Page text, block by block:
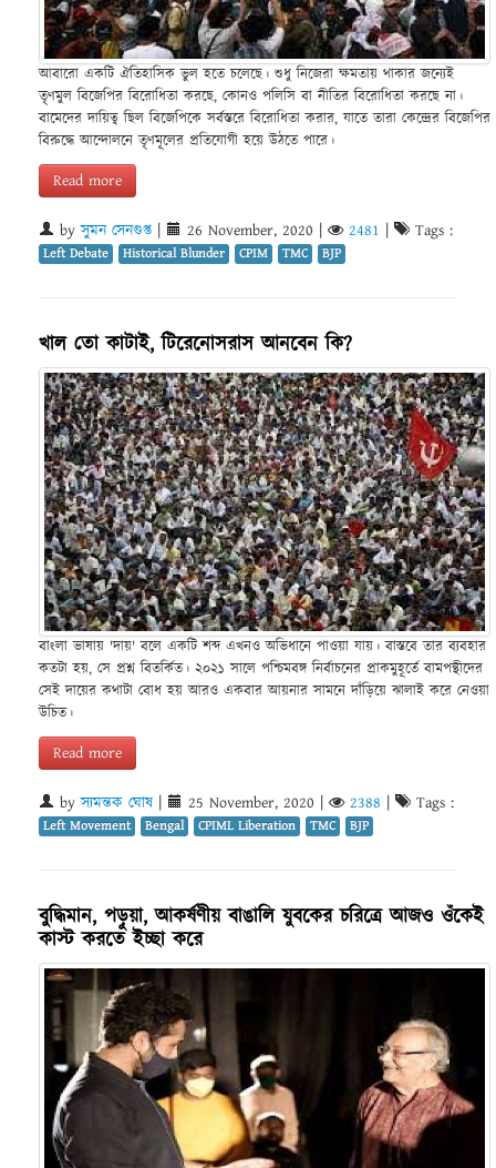
আবারো একটি ঐতিহাসিক ভুল হতে চলেছে। শুধু নিজেরা ক্ষমতায় থাকার জন্যেই
তৃণমুল বিজেপির বিরোধিতা করছে, কোনও পলিসি বা নীতির বিরোধিতা করছে না।
বামেদের দায়িত্ব ছিল বিজেপিকে সর্বস্তরে বিরোধিতা করার, যাতে তারা কেন্দ্রের বিজেপির
বিরুদ্ধে আন্দোলনে তৃণমূলের প্রতিযোগী হয়ে উঠতে পারে।
Read more
byসুমন সেনগুপ্ত 26 November, 2020 2481 Tags :
Left Debate Historical Blunder CPIM TMC BJP
খাল তো কাটাই, টিরেনোসরাস আনবেন কি?
বাংলা ভাষায় 'দায়' বলে একটি শব্দ এখনও অভিধানে পাওয়া যায়। বাস্তবে তার ব্যবহার
কতটা হয়, সে প্রশ্ন বিতর্কিত। ২০২১ সালে পশ্চিমবঙ্গ নির্বাচনের প্রাকমুহূর্তে বামপন্থীদের
সেই দায়ের কথাটা বোধ হয় আরও একবার আয়নার সামনে দাঁড়িয়ে ঝালাই করে নেওয়া
উচিত।
Read more
byস্যমন্তক ঘোষ 25 November, 2020 2388 Tags :
Left Movement Bengal CPIML Liberation TMC BJP
বুদ্ধিমান, পড়ুয়া, আকর্ষণীয় বাঙালি যুবকের চরিত্রে আজও ওঁকেই
কাস্ট করতে ইচ্ছা করে